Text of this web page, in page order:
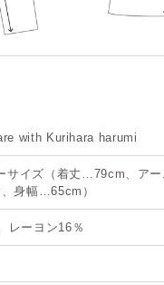
with Kurihara harumi
サイズ（着丈…79cm、アー
身幅…65cm）
レーヨン16％